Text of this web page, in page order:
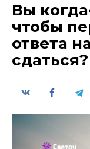
Вы
чтобы
ответа